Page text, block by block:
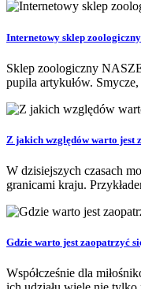
Internetowy sklep
Sklep zoologiczny
pupila artykułów.
Z jakich względów warto jest
W dzisiejszych czasach
granicami kraju.
Gdzie warto jest zaopatrzyć
Współcześnie dla